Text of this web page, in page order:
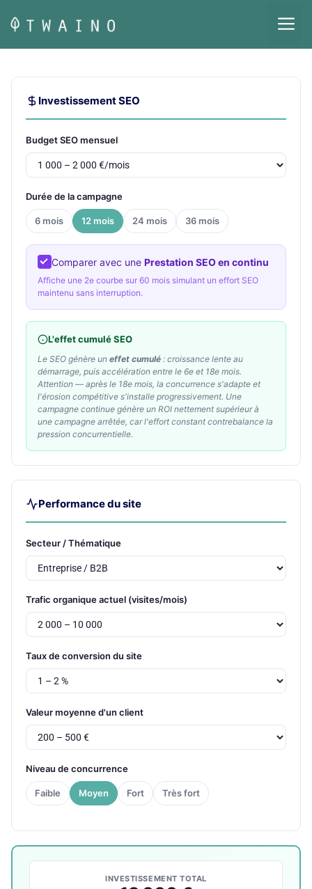
au
contenu
Investissement SEO
Budget SEO mensuel
Durée de la campagne
6 mois 12 mois 24 mois 36 mois
Comparer avec une Prestation SEO en continu
Affiche une 2e courbe sur 60 mois simulant un effort SEO
maintenu sans interruption.
L'effet cumulé SEO
Le SEO génère un effet cumulé : croissance lente au
démarrage, puis accélération entre le 6e et 18e mois.
Attention — après le 18e mois, la concurrence s'adapte et
l'érosion compétitive s'installe progressivement. Une
campagne continue génère un ROI nettement supérieurà
une campagne arrêtée, car l'effort constant contrebalance la
pression concurrentielle.
Performance du site
Secteur / Thématique
Trafic organique actuel (visites/mois)
Taux de conversion du site
Valeur moyenne d'un client
Niveau de concurrence
Faible Moyen Fort Très fort
INVESTISSEMENT TOTAL